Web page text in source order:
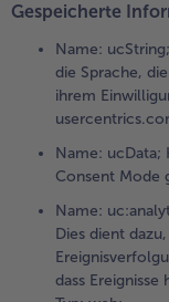
Gespeicherte
Name:
die Sprache,
ihrem
Name:
Consent Mode
Name:
Dies dient
dass